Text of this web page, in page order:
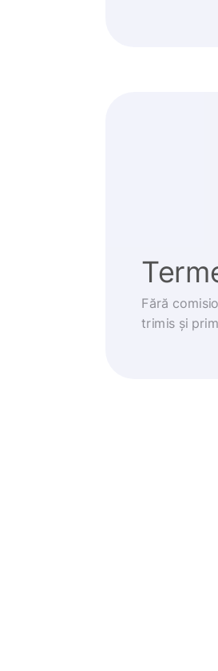
Fără
trimis și